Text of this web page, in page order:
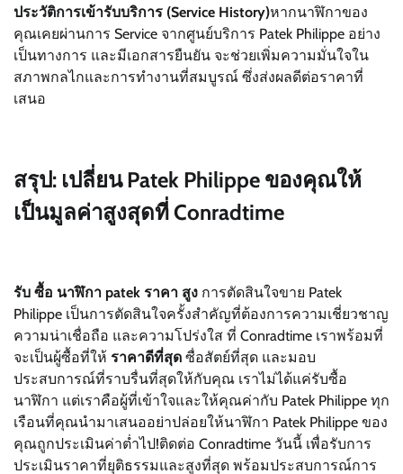
ประวัติการเข้ารับบริการ (Service History)หากนาฬิกาของ
คุณเคยผ่านการ Service จากศูนย์บริการ Patek Philippe อย่าง
เป็นทางการ และมีเอกสารยืนยัน จะช่วยเพิ่มความมั่นใจใน
สภาพกลไกและการทำงานที่สมบูรณ์ ซึ่งส่งผลดีต่อราคาที่
เสนอ
สรุป: เปลี่ยน Patek Philippe ของคุณให้
เป็นมูลค่าสูงสุดที่ Conradtime
รับ ซื้อ นาฬิกา patek ราคา สูง การตัดสินใจขาย Patek
Philippe เป็นการตัดสินใจครั้งสำคัญที่ต้องการความเชี่ยวชาญ
ความน่าเชื่อถือ และความโปร่งใส ที่ Conradtime เราพร้อมที่
จะเป็นผู้ซื้อที่ให้ ราคาดีที่สุด ซื่อสัตย์ที่สุด และมอบ
ประสบการณ์ที่ราบรื่นที่สุดให้กับคุณ เราไม่ได้แค่รับซื้อ
นาฬิกา แต่เราคือผู้ที่เข้าใจและให้คุณค่ากับ Patek Philippe ทุก
เรือนที่คุณนำมาเสนออย่าปล่อยให้นาฬิกา Patek Philippe ของ
คุณถูกประเมินค่าต่ำไป!ติดต่อ Conradtime วันนี้ เพื่อรับการ
ประเมินราคาที่ยุติธรรมและสูงที่สุด พร้อมประสบการณ์การ